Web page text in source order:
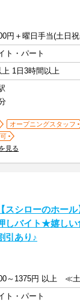
円＋曜日手当(土日
ト・パート
1日3時間以上
オープニングスタッフ
見る
【スシローのホー
しバイト★嬉しい
引あり♪
～1375円 以上 ≪
ト・パート